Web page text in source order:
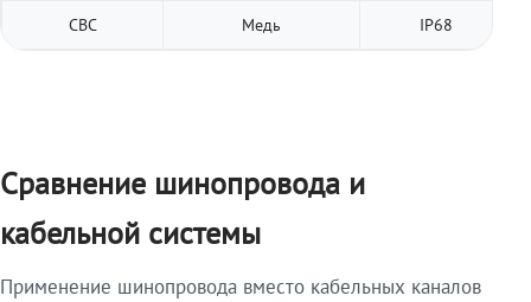
СВС Медь IP68
Сравнение шинопровода и
кабельной системы
Применение шинопровода вместо кабельных каналов